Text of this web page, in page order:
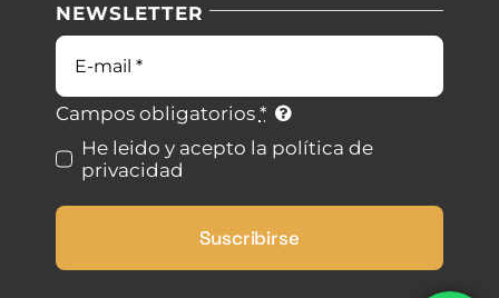
Blog
Contacto
Condiciones de uso
Ley de cookies
Desistimiento
NEWSLETTER
Correo
electrónico
Campos obligatorios *
He leido y acepto la política de
privacidad
Suscribirse